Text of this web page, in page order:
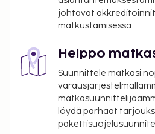
tässä majoituspaikassa.
ottamalla yhteyttä
varausvahvistuksessa
Majoituspaikan
pakolliset siivousmaksut.
johtavat
matkustamisessa.
Helppo
Suunnittele matkasi
löydä parhaat